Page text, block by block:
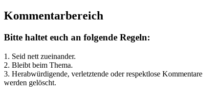
Kommentarbereich
Bitte haltet euch an folgende Regeln:
1. Seid nett zueinander.
2. Bleibt beim Thema.
3. Herabwürdigende, verletztende oder respektlose Kommentare
werden gelöscht.